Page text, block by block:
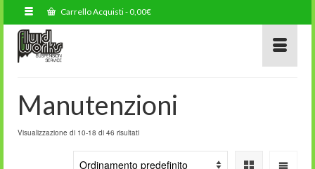
Carrello Acquisti-0,00€
Manutenzioni
Visualizzazione di 10-18 di 46 risultati